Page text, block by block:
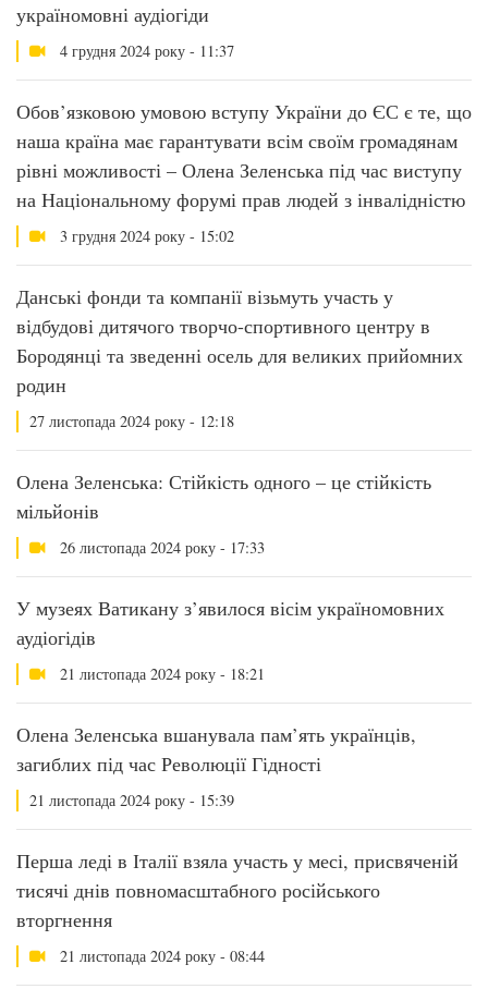
україномовні аудіогіди
4 грудня 2024 року - 11:37
Обов’язковою умовою вступу України до ЄС є те, що
наша країна має гарантувати всім своїм громадянам
рівні можливості – Олена Зеленська під час виступу
на Національному форумі прав людей з інвалідністю
3 грудня 2024 року - 15:02
Данські фонди та компанії візьмуть участь у
відбудові дитячого творчо-спортивного центру в
Бородянці та зведенні осель для великих прийомних
родин
27 листопада 2024 року - 12:18
Олена Зеленська: Стійкість одного – це стійкість
мільйонів
26 листопада 2024 року - 17:33
У музеях Ватикану з’явилося вісім україномовних
аудіогідів
21 листопада 2024 року - 18:21
Олена Зеленська вшанувала пам’ять українців,
загиблих під час Революції Гідності
21 листопада 2024 року - 15:39
Перша леді в Італії взяла участь у месі, присвяченій
тисячі днів повномасштабного російського
вторгнення
21 листопада 2024 року - 08:44